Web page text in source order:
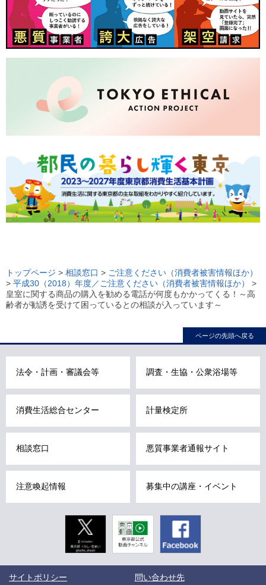
ー
カ
ル
こ
で
トップページ > 相談窓口 > ご注意ください（消費者被害情報ほか）
> 平成30（2018）年度／ご注意ください（消費者被害情報ほか）
>
皇室に関する商品の購入を勧める電話が何度もかかってくる！～高
齢者が勧誘を受けて困っているとの相談が入っています～
ページの先頭へ戻る
法令・計画・審議会等 調査・生協・公衆浴場等
消費生活総合センター 計量検定所
相談窓口 悪質事業者通報サイト
注意喚起情報 募集中の講座・イベント
Twitter
東京動画
東京都公式
動画チャン
ネル
Facebook
サイトポリシー 問い合わせ先